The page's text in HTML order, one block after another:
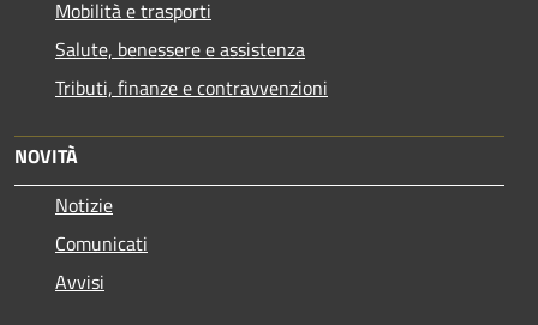
Mobilità e trasporti
Salute, benessere e assistenza
Tributi, finanze e contravvenzioni
NOVITÀ
Notizie
Comunicati
Avvisi